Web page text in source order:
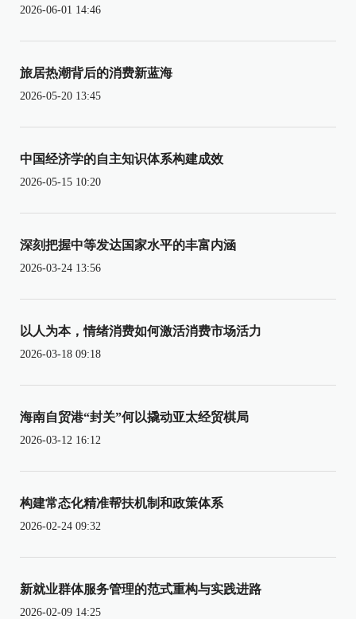
2026-06-01 14:46
旅居热潮背后的消费新蓝海
2026-05-20 13:45
中国经济学的自主知识体系构建成效
2026-05-15 10:20
深刻把握中等发达国家水平的丰富内涵
2026-03-24 13:56
以人为本，情绪消费如何激活消费市场活力
2026-03-18 09:18
海南自贸港“封关”何以撬动亚太经贸棋局
2026-03-12 16:12
构建常态化精准帮扶机制和政策体系
2026-02-24 09:32
新就业群体服务管理的范式重构与实践进路
2026-02-09 14:25